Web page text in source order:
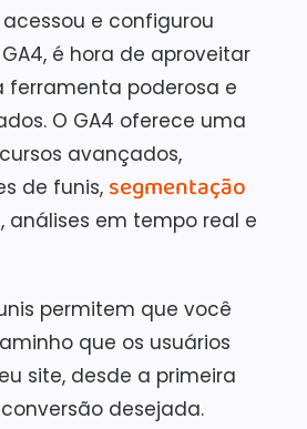
e configurou
é hora de aproveitar
ferramenta poderosa e
O GA4 oferece uma
avançados,
de funis, segmentação
, análises em tempo real e
permitem que você
que os usuários
site, desde a primeira
desejada.